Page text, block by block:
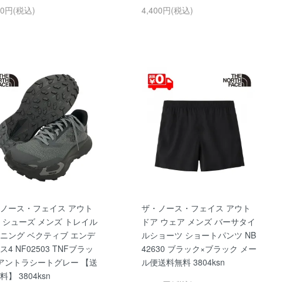
円(税込)
4,400円(税込)
ース・フェイス アウト
シューズ メンズ トレイル
ング ベクティブ エンデ
4 NF02503 TNFブラッ
ントラシートグレー 【送
】 3804ksn
ザ・ノース・フェイス アウト
ドア ウェア メンズ バーサタイ
ルショーツ ショートパンツ NB
42630 ブラック×ブラック メー
ル便送料無料 3804ksn